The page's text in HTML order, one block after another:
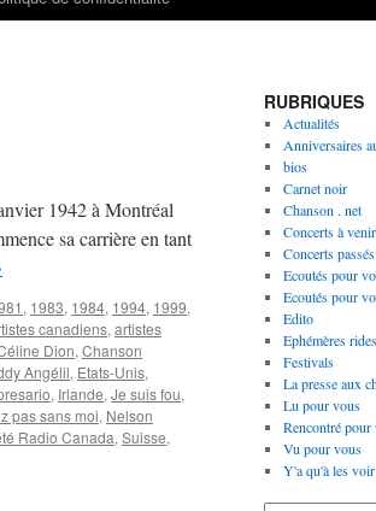
1942 à Montréal
sa carrière en tant
, 1983, 1984, 1994, 1999,
canadiens, artistes
Dion, Chanson
Angélil, Etats-Unis,
, Irlande, Je suis fou,
pas sans moi, Nelson
Radio Canada, Suisse,
RUBRIQUES
Actualités
Anniversaires
bios
Carnet noir
Chanson . net
Concerts à venir
Concerts
Ecoutés pour
Ecoutés pour
Edito
Ephémères rides
Festivals
La presse aux
Lu pour vous
Rencontré pour
Vu pour vous
Y'a qu'à les